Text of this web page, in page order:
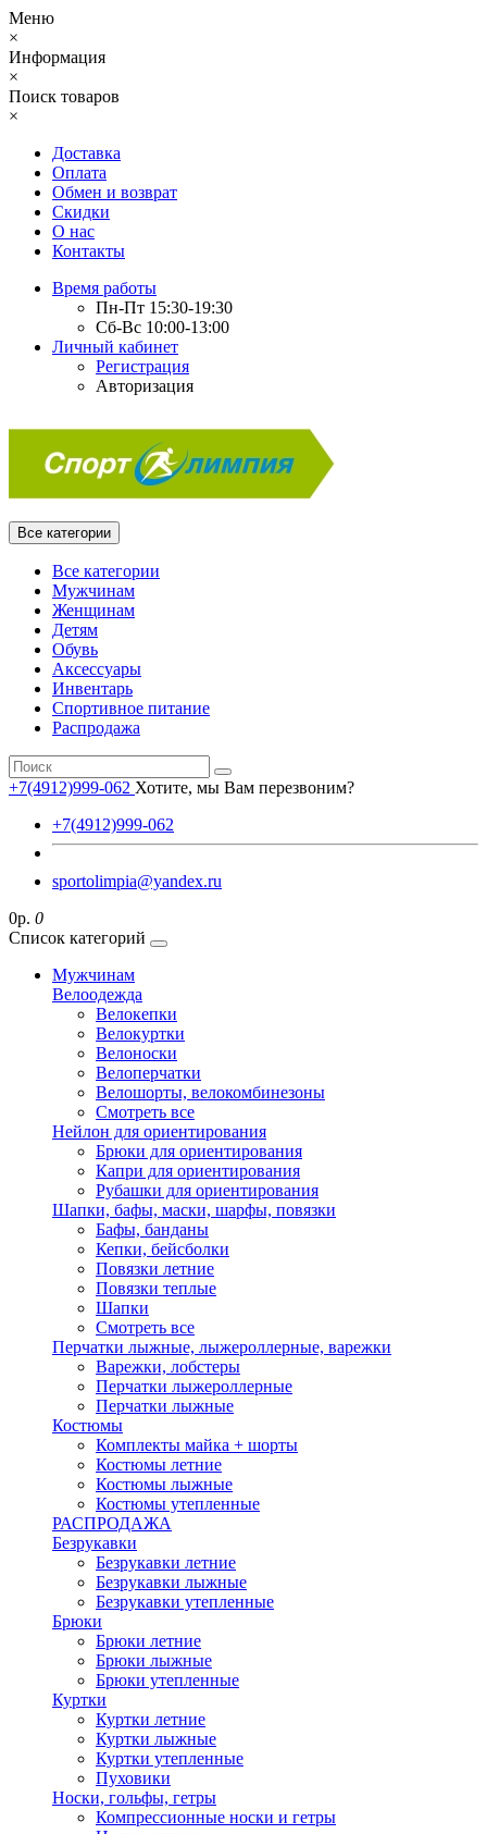
Меню
×
Информация
×
Поиск товаров
×
Доставка
Оплата
Обмен и возврат
Скидки
О нас
Контакты
Время работы
Пн-Пт 15:30-19:30
Сб-Вс 10:00-13:00
Личный кабинет
Регистрация
Авторизация
Все категории
Все категории
Мужчинам
Женщинам
Детям
Обувь
Аксессуары
Инвентарь
Спортивное питание
Распродажа
+7(4912)999-062 Хотите, мы Вам перезвоним?
+7(4912)999-062
sportolimpia@yandex.ru
0р. 0
Список категорий
Мужчинам
Велоодежда
Велокепки
Велокуртки
Велоноски
Велоперчатки
Велошорты, велокомбинезоны
Смотреть все
Нейлон для ориентирования
Брюки для ориентирования
Капри для ориентирования
Рубашки для ориентирования
Шапки, бафы, маски, шарфы, повязки
Бафы, банданы
Кепки, бейсболки
Повязки летние
Повязки теплые
Шапки
Смотреть все
Перчатки лыжные, лыжероллерные, варежки
Варежки, лобстеры
Перчатки лыжероллерные
Перчатки лыжные
Костюмы
Комплекты майка + шорты
Костюмы летние
Костюмы лыжные
Костюмы утепленные
РАСПРОДАЖА
Безрукавки
Безрукавки летние
Безрукавки лыжные
Безрукавки утепленные
Брюки
Брюки летние
Брюки лыжные
Брюки утепленные
Куртки
Куртки летние
Куртки лыжные
Куртки утепленные
Пуховики
Носки, гольфы, гетры
Компрессионные носки и гетры